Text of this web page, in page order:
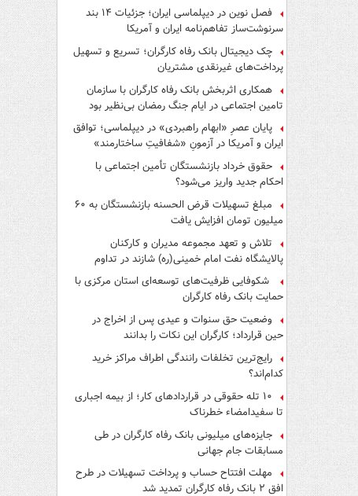
فصل نوین در دیپلماسی ایران؛ جزئیات ۱۴ بند
سرنوشت‌ساز تفاهم‌نامه ایران و آمریکا
چک دیجیتال بانک رفاه کارگران؛ تسریع و تسهیل
پرداخت‌های غیرنقدی مشتریان
همکاری اثربخش بانک رفاه کارگران با سازمان
تامین اجتماعی در ایام جنگ رمضان بی‌نظیر بود
پایان عصرِ «ابهام راهبردی» در دیپلماسی؛ توافق
ایران و آمریکا در آزمونِ «شفافیتِ ساختارمند»
حقوق خرداد بازنشستگان تأمین اجتماعی با
احکام جدید واریز می‌شود؟
مبلغ تسهیلات قرض الحسنه بازنشستگان به ۶۰
میلیون تومان افزایش یافت
تلاش و تعهد مجموعه مدیران و کارکنان
پالایشگاه نفت امام خمینی(ره) شازند در تداوم
تولید در ایام جنگ رمضان، شایسته قدردانی است
شکوفایی ظرفیت‌های توسعه‌ای استان مرکزی با
حمایت بانک رفاه کارگران
وضعیت حق سنوات و عیدی پس از اخراج در
حین قرارداد؛ کارگران این نکات را بدانند
رایج‌ترین تخلفات رانندگی اطراف مراکز خرید
کدام‌اند؟
۱۰ تله حقوقی در قراردادهای کار؛ از بیمه اجباری
تا سفیدامضاء خطرناک
جایزه‌های میلیونی بانک رفاه کارگران در طی
مسابقات جام جهانی
مهلت افتتاح حساب و پرداخت تسهیلات در طرح
افق ۲ بانک رفاه کارگران تمدید شد